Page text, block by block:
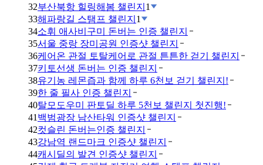
32부산북항 힐링해봄 챌린지 1
33해파랑길 스탬프 챌린지 1
34소휘 애사비구미 돈버는 인증 챌린지
35서울 중랑 장미공원 인증샷 챌린지
36케어온 관절 토탈케어로 관절 튼튼한 걷기 챌린지
37키토선생 돈버는 인증 챌린지
38유기농 레몬즙과 함께 하루 6천보 걷기 챌린지!
39한 줄 필사 인증 챌린지
40탈모도우미 판토딜 하루 5천보 챌린지 첫진행!
41 백범광장 남산타워 인증샷 챌린지
42컷슬린 돈버는인증 챌린지
43강남역 랜드마크 인증샷 챌린지
44캐시딜의 발견 인증샷 챌린지